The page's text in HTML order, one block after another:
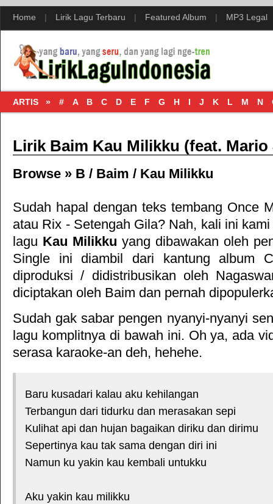
Home | Lirik Lagu Terbaru | Featured Album | MP3 Legal
ARTIS » # A B C D E F G H I J K L M N
Lirik Baim Kau Milikku (feat.
Browse » B / Baim / Kau Milikku
Sudah hapal dengan teks tembang Once
atau Rix - Setengah Gila? Nah, kali ini
lagu Kau Milikku yang dibawakan oleh
Single ini diambil dari kantung album
diproduksi / didistribusikan oleh
diciptakan oleh Baim dan pernah
Sudah gak sabar pengen nyanyi-nyanyi
lagu komplitnya di bawah ini. Oh ya, ada
serasa karaoke-an deh, hehehe.
Baru kusadari kalau aku kehilangan
Terbangun dari tidurku dan merasakan sepi
Kulihat api dan hujan bagaikan diriku dan dirimu
Sepertinya kau tak sama dengan diri ini
Namun ku yakin kau kembali untukku
Aku yakin kau milikku